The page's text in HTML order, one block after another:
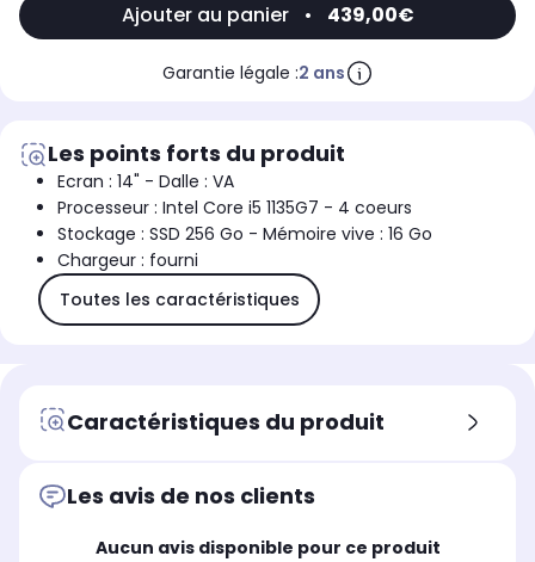
Ajouter au panier • 439,00€
Garantie légale :2 ans
Les points forts du produit
Ecran : 14" - Dalle : VA
Processeur : Intel Core i5 1135G7 - 4 coeurs
Stockage : SSD 256 Go - Mémoire vive : 16 Go
Chargeur : fourni
Toutes les caractéristiques
Caractéristiques du produit
Les avis de nos clients
Aucun avis disponible pour ce produit